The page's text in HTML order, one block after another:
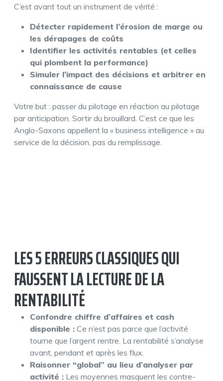
C’est avant tout un instrument de vérité :
Détecter rapidement l’érosion de marge ou
les dérapages de coûts
Identifier les activités rentables (et celles
qui plombent la performance)
Simuler l’impact des décisions et arbitrer en
connaissance de cause
Votre but : passer du pilotage en réaction au pilotage
par anticipation. Sortir du brouillard. C’est ce que les
Anglo-Saxons appellent la « business intelligence » au
service de la décision, pas du remplissage.
LES 5 ERREURS CLASSIQUES QUI
FAUSSENT LA LECTURE DE LA
RENTABILITÉ
Confondre chiffre d’affaires et cash
disponible : Ce n’est pas parce que l’activité
tourne que l’argent rentre. La rentabilité s’analyse
avant, pendant et après les flux.
Raisonner “global” au lieu d’analyser par
activité : Les moyennes masquent les contre-